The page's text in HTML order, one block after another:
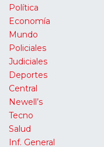
Política
Economía
Mundo
Policiales
Judiciales
Deportes
Central
Newell’s
Tecno
Salud
Inf. General